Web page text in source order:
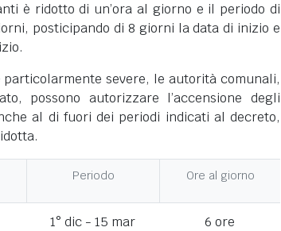
è ridotto di un’ora al giorno e il periodo di
posticipando di 8 giorni la data di inizio e
severe, le autorità comunali,
possono autorizzare l’accensione degli
al di fuori dei periodi indicati al decreto,
Periodo Ore al giorno
1° dic - 15 mar 6 ore